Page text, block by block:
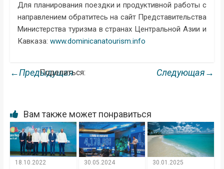
Для планирования поездки и продуктивной работы с
направлением обратитесь на сайт Представительства
Министерства туризма в странах Центральной Азии и
Кавказа: www.dominicanatourism.info
←Предыдущая Следующая→
Поделиться:
Вам также может понравиться
18.10.2022 30.05.2024 30.01.2025